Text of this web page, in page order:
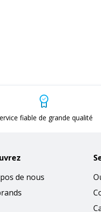
fiable de grande qualité
de nous